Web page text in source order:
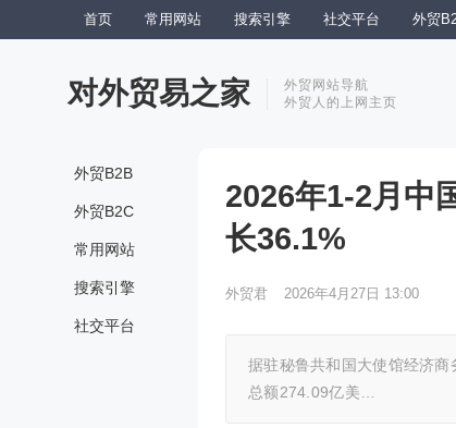
首页 常用网站 搜索引擎 社交平台 外贸
对外贸易之家
外贸网站导航
外贸人的上网主页
外贸B2B
外贸B2C
常用网站
搜索引擎
社交平台
2026年1-2月中
长36.1%
外贸君 2026年4月27日 13:00
据驻秘鲁共和国大使馆经济
总额274.09亿美…